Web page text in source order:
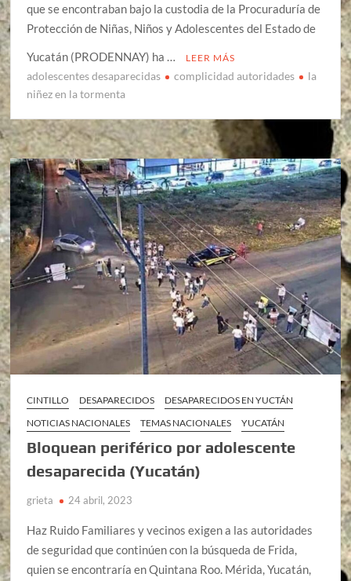
que se encontraban bajo la custodia de la Procuraduría de
Protección de Niñas, Niños y Adolescentes del Estado de
Yucatán (PRODENNAY) ha …
LEER MÁS
adolescentes desaparecidas complicidad autoridades
la
niñez en la tormenta
CINTILLO DESAPARECIDOS
DESAPARECIDOS EN YUCTÁN
NOTICIAS NACIONALES
TEMAS NACIONALES YUCATÁN
Bloquean periférico por adolescente
desaparecida (Yucatán)
grieta 24 abril, 2023
Haz Ruido Familiares y vecinos exigen a las autoridades
de seguridad que continúen con la búsqueda de Frida,
quien se encontraría en Quintana Roo. Mérida, Yucatán,